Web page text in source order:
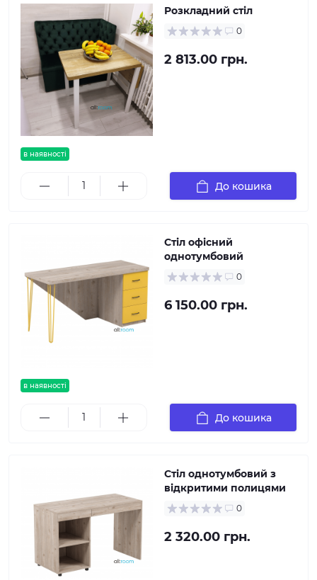
в наявності
Розкладний стіл
0
2 813.00 грн.
До кошика
в наявності
Стіл офісний
однотумбовий
0
6 150.00 грн.
До кошика
Стіл однотумбовий з
відкритими полицями
0
2 320.00 грн.